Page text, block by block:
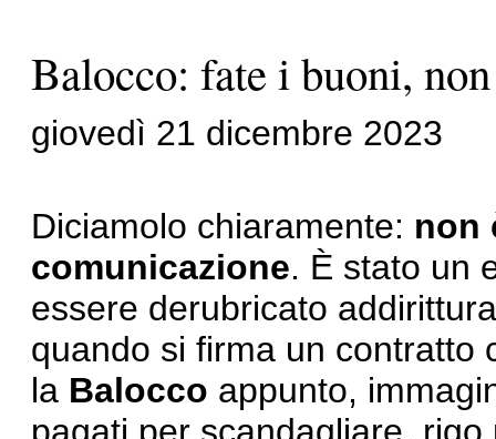
Balocco: fate i buoni,
giovedì 21 dicembre 2023
Diciamolo chiaramente: non
comunicazione. È stato un
essere derubricato
quando si firma un contratto
la Balocco appunto,